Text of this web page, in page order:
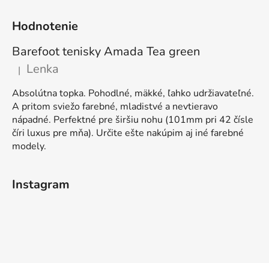
Hodnotenie
Barefoot tenisky Amada Tea green
Hodnotenie produktu je 5 z 5 hviezdičiek.
| Lenka
Absolútna topka. Pohodlné, mäkké, ľahko udržiavateľné.
A pritom sviežo farebné, mladistvé a nevtieravo
nápadné. Perfektné pre širšiu nohu (101mm pri 42 čísle
číri luxus pre mňa). Určite ešte nakúpim aj iné farebné
modely.
Instagram